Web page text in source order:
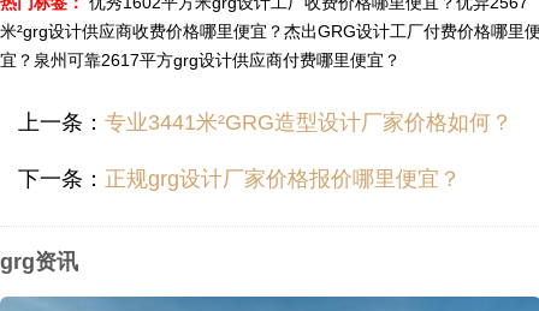
米²grg设计供应商收费价格哪里便宜？杰出GRG设计工厂付费价格哪里
宜？ 泉州可靠2617平方grg设计供应商付费哪里便宜？
上一条： 专业3441米²GRG造型设计厂家价格如何？
下一条： 正规grg设计厂家价格报价哪里便宜？
grg资讯